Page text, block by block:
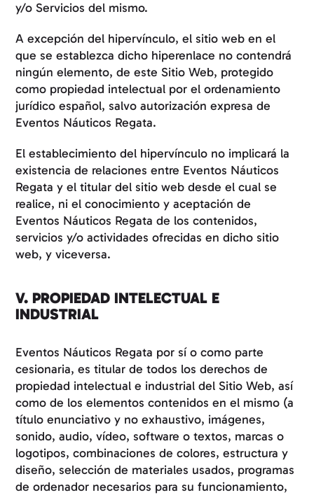
y/o Servicios del mismo.
A excepción del hipervínculo, el sitio web en el
que se establezca dicho hiperenlace no contendrá
ningún elemento, de este Sitio Web, protegido
como propiedad intelectual por el ordenamiento
jurídico español, salvo autorización expresa de
Eventos Náuticos Regata.
El establecimiento del hipervínculo no implicará la
existencia de relaciones entre Eventos Náuticos
Regata y el titular del sitio web desde el cual se
realice, ni el conocimiento y aceptación de
Eventos Náuticos Regata de los contenidos,
servicios y/o actividades ofrecidas en dicho sitio
web, y viceversa.
V. PROPIEDAD INTELECTUAL E
INDUSTRIAL
Eventos Náuticos Regata por sí o como parte
cesionaria, es titular de todos los derechos de
propiedad intelectual e industrial del Sitio Web, así
como de los elementos contenidos en el mismo (a
título enunciativo y no exhaustivo, imágenes,
sonido, audio, vídeo, software o textos, marcas o
logotipos, combinaciones de colores, estructura y
diseño, selección de materiales usados, programas
de ordenador necesarios para su funcionamiento,